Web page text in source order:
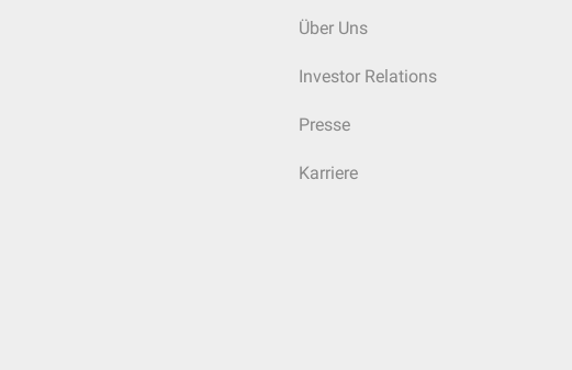
Über Uns
Investor Relations
Presse
Karriere